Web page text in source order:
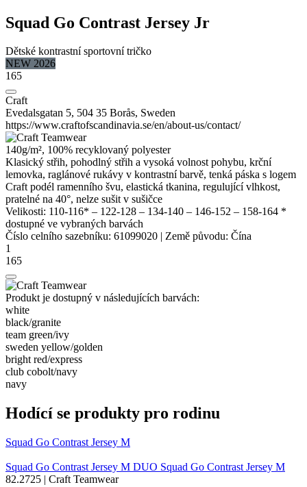
Squad Go Contrast Jersey Jr
Dětské kontrastní sportovní tričko
NEW 2026
165
Craft
Evedalsgatan 5, 504 35 Borås, Sweden
https://www.craftofscandinavia.se/en/about-us/contact/
140g/m², 100% recyklovaný polyester
Klasický střih, pohodlný střih a vysoká volnost pohybu, krční
lemovka, raglánové rukávy v kontrastní barvě, tenká páska s logem
Craft podél ramenního švu, elastická tkanina, regulující vlhkost,
pratelné na 40°, nelze sušit v sušičce
Velikosti: 110-116* – 122-128 – 134-140 – 146-152 – 158-164 *
dostupné ve vybraných barvách
Číslo celního sazebníku: 61099020 | Země původu: Čína
1
165
Produkt je dostupný v následujících barvách:
white
black/​granite
team green/​ivy
sweden yellow/​golden
bright red/​express
club cobolt/​navy
navy
Hodící se produkty pro rodinu
Squad Go Contrast Jersey M
Squad Go Contrast Jersey M DUO Squad Go Contrast Jersey M
82.2725 | Craft Teamwear